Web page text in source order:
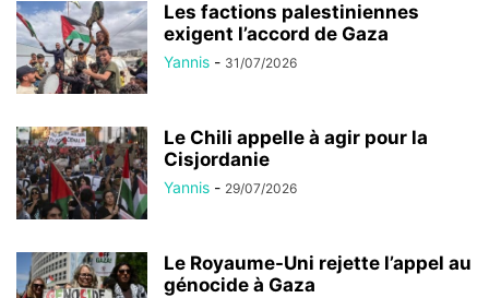
Les factions palestiniennes
exigent l’accord de Gaza
Yannis - 31/07/2026
Le Chili appelle à agir pour la
Cisjordanie
Yannis - 29/07/2026
Le Royaume-Uni rejette l’appel au
génocide à Gaza